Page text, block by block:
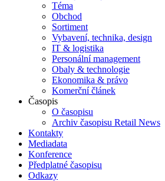
Téma
Obchod
Sortiment
Vybavení, technika, design
IT & logistika
Personální management
Obaly & technologie
Ekonomika & právo
Komerční článek
Časopis
O časopisu
Archiv časopisu Retail News
Kontakty
Mediadata
Konference
Předplatné časopisu
Odkazy